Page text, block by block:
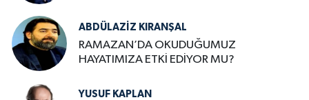
ABDÜLAZIZ KIRANŞAL
RAMAZAN’DA OKUDUĞUMUZ
HAYATIMIZA ETKİ EDİYOR MU?
YUSUF KAPLAN